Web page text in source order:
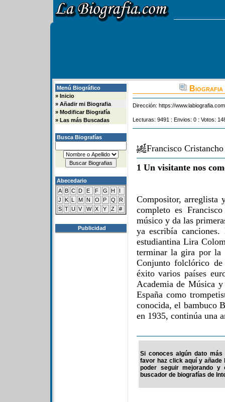
Menú Biográfico
» Inicio
» Añadir mi Biografia
» Modificar Biografía
» Las más Buscadas
Busca Biografías
Abecedario
A B C D E F G H
I
J
K L M N O P Q
R
S T U V W X Y Z #
Publicidad
Biografia
Dirección: https://
Lecturas: 9491 : Envios: 0 : Votos:
Francisco
1 Un visitante nos
Compositor, arreglista
completo es
músico y da las
ya escribía
estudiantina Lira
terminar la gira por la
Conjunto folclórico
éxito varios países
Academia de Música
España como
conocida, el bambuco
en 1935, continúa una
Si conoces algún dato
favor haz click aquí y
poder seguir mejorando y
buscador de biografías de